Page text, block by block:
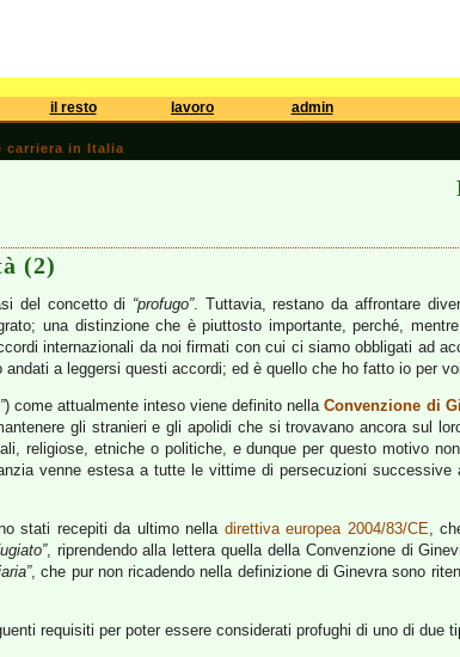
il resto lavoro admin
carriera in Italia
(2)
del concetto di “profugo”. Tuttavia, restano da affrontare
una distinzione che è piuttosto importante, perché,
internazionali da noi firmati con cui ci siamo obbligati ad
a leggersi questi accordi; ed è quello che ho fatto io per
) come attualmente inteso viene definito nellaConvenzione di
gli stranieri e gli apolidi che si trovavano ancora sul
religiose, etniche o politiche, e dunque per questo motivo
venne estesa a tutte le vittime di persecuzioni
stati recepiti da ultimo nella direttiva europea 2004/83/CE,
, riprendendo alla lettera quella della Convenzione di
, che pur non ricadendo nella definizione di Ginevra sono
requisiti per poter essere considerati profughi di uno di due